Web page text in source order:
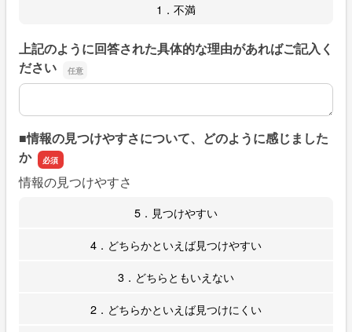
1．不満
上記のように回答された具体的な理由があればご記入く
ださい
上記のように回答された具体的な理由があればご記入くだ
■情報の見つけやすさについて、どのように感じました
か
情報の見つけやすさ
5．見つけやすい
4．どちらかといえば見つけやすい
3．どちらともいえない
2．どちらかといえば見つけにくい